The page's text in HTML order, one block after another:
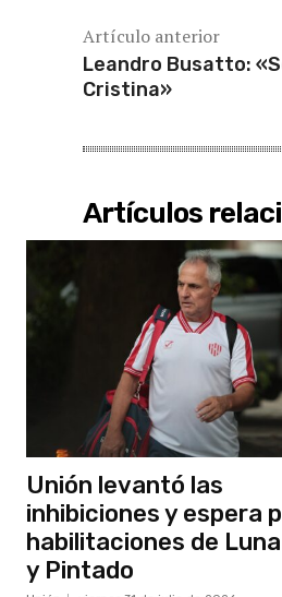
Artículo anterior
Leandro Busatto:
Cristina»
Artículos
Unión levantó las
inhibiciones y espera
habilitaciones de
y Pintado